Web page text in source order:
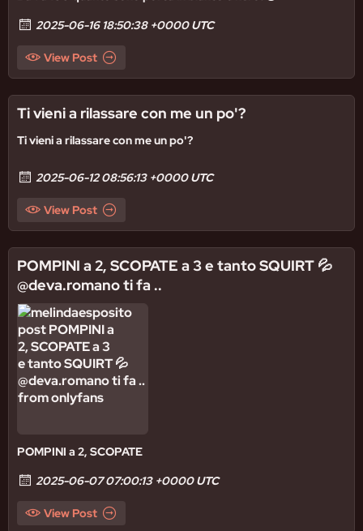
2025-06-16 18:50:38 +0000 UTC
View Post
Ti vieni a rilassare con me un po'?
Ti vieni a rilassare con me un po'?
2025-06-12 08:56:13 +0000 UTC
View Post
POMPINI a 2, SCOPATE a 3 e tanto SQUIRT 💦
@deva.romano ti fa ..
POMPINI a 2, SCOPATE
2025-06-07 07:00:13 +0000 UTC
View Post